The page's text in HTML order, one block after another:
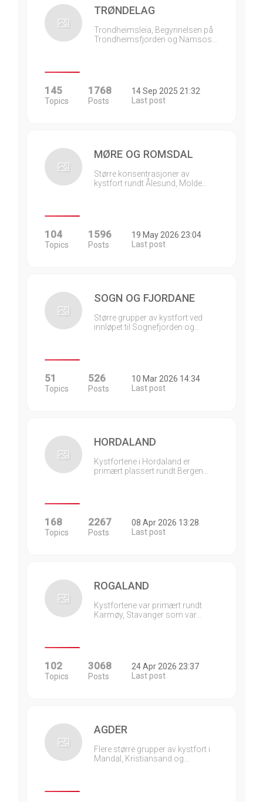
TRØNDELAG
Trondheimsleia, Begynnelsen på
Trondheimsfjorden og Namsos…
145
Topics
1768
Posts
14 Sep 2025 21:32
Last post
MØRE OG ROMSDAL
Større konsentrasjoner av
kystfort rundt Ålesund, Molde…
104
Topics
1596
Posts
19 May 2026 23:04
Last post
SOGN OG FJORDANE
Større grupper av kystfort ved
innløpet til Sognefjorden og…
51
Topics
526
Posts
10 Mar 2026 14:34
Last post
HORDALAND
Kystfortene i Hordaland er
primært plassert rundt Bergen…
168
Topics
2267
Posts
08 Apr 2026 13:28
Last post
ROGALAND
Kystfortene var primært rundt
Karmøy, Stavanger som var…
102
Topics
3068
Posts
24 Apr 2026 23:37
Last post
AGDER
Flere større grupper av kystfort i
Mandal, Kristiansand og…